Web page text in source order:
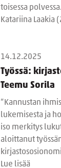
toisessa
Katariina Laakia
14.12.2025
Työssä:
Teemu Sorila
”Kannustan
lukemisesta ja
iso merkitys
aloittanut
Lue lisää